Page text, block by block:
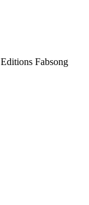
Fabsong